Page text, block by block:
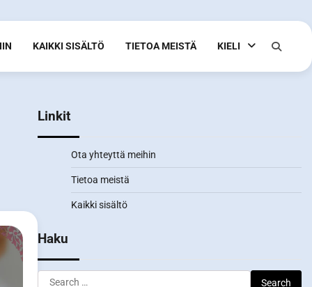
KAIKKI SISÄLTÖ TIETOA MEISTÄ KIELI
Linkit
Ota yhteyttä meihin
Tietoa meistä
Kaikki sisältö
Haku
Search